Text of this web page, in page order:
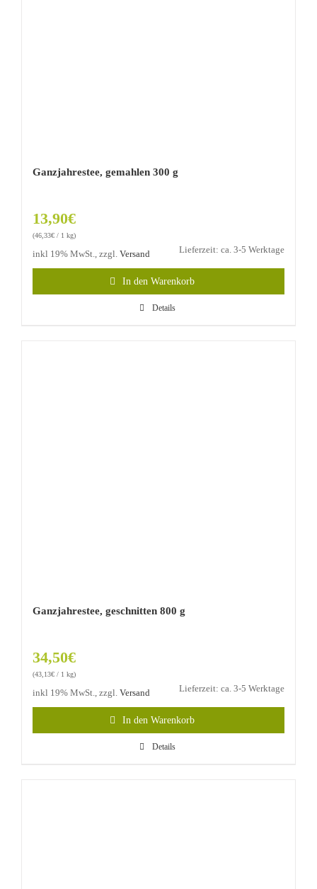
Ganzjahrestee, gemahlen 300 g
13,90€
(46,33€ / 1 kg)
inkl 19% MwSt., zzgl. Versand Lieferzeit: ca. 3-5 Werktage
In den Warenkorb
Details
Ganzjahrestee, geschnitten 800 g
34,50€
(43,13€ / 1 kg)
inkl 19% MwSt., zzgl. Versand Lieferzeit: ca. 3-5 Werktage
In den Warenkorb
Details